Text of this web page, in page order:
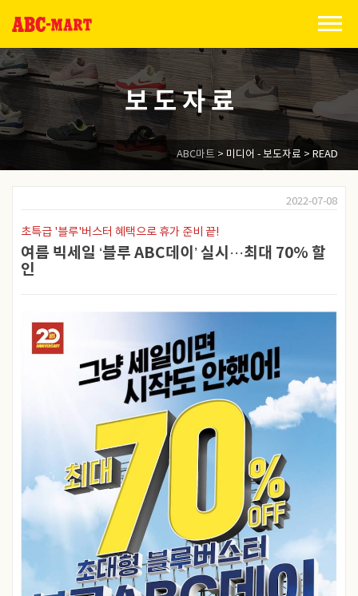
to
보 도 자 료
ABC마트 > 미디어 - 보도자료 > READ
2022-07-08
초특급 '블루'버스터 혜택으로 휴가 준비 끝!
여름 빅세일 ‘블루 ABC데이’ 실시···최대 70% 할
인